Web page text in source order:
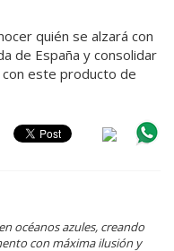
quién se alzará con
de España y consolidar
este producto de
océanos azules, creando
con máxima ilusión y